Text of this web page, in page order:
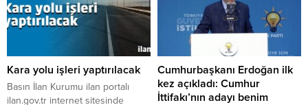
Kara yolu işleri yaptırılacak
Basın İlan Kurumu ilan portalı
ilan.gov.tr internet sitesinde
Cumhurbaşkanı Erdoğan ilk
kez açıkladı: Cumhur
İttifakı’nın adayı benim